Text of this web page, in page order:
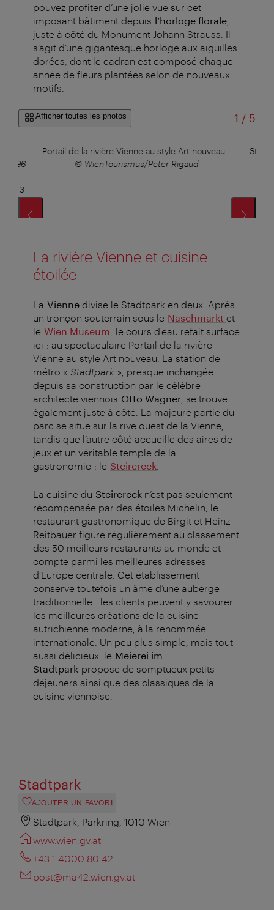
pouvez profiter d’une jolie vue sur cet
imposant bâtiment depuis l’horloge florale
juste à côté du Monument Johann Strauss. Il
s’agit d’une gigantesque horloge aux aiguilles
dorées, dont le cadran est composé chaque
année de fleurs plantées selon de nouveaux
motifs.
Afficher toutes les photos 1 /sur
5
1996
3
Portail de la rivière Vienne au style Art nouveau –
© WienTourismus/Peter Rigaud
La rivière Vienne et cuisine
étoilée
La Vienne divise le Stadtpark en deux. Après
un tronçon souterrain sous le Naschmarkt et
le Wien Museum , le cours d'eau refait surface
ici : au spectaculaire Portail de la rivière
Vienne au style Art nouveau. La station de
métro « Stadtpark », presque inchangée
depuis sa construction par le célèbre
architecte viennois Otto Wagner , se trouve
également juste à côté. La majeure partie du
parc se situe sur la rive ouest de la Vienne,
tandis que l’autre côté accueille des aires de
jeux et un véritable temple de la
gastronomie : le Steirereck
La cuisine du Steirereck n’est pas seulement
récompensée par des étoiles Michelin, le
restaurant gastronomique de Birgit et Heinz
Reitbauer figure régulièrement au classement
des 50 meilleurs restaurants au monde et
compte parmi les meilleures adresses
d’Europe centrale. Cet établissement
conserve toutefois un âme d’une auberge
traditionnelle : les clients peuvent y savourer
les meilleures créations de la cuisine
autrichienne moderne, à la renommée
internationale. Un peu plus simple, mais tout
aussi délicieux, le Meierei im
Stadtpark propose de somptueux petits-
déjeuners ainsi que des classiques de la
cuisine viennoise.
Stadtpark
AJOUTER UN FAVORI
Stadtpark, Parkring, 1010 Wien
www.wien.gv.at
+43 1 4000 80 42
post@ma42.wien.gv.at